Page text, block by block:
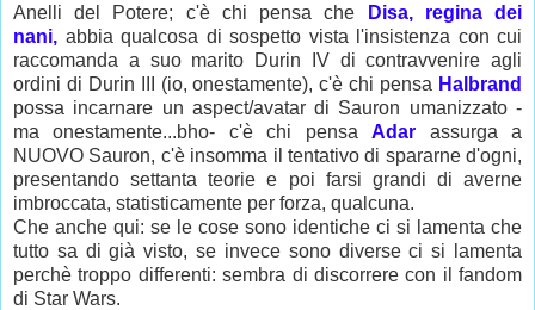
Anelli del Potere; c'è chi pensa che
Disa, regina dei
nani, abbia qualcosa di sospetto vista l'insistenza con cui
raccomanda a suo marito Durin IV di contravvenire agli
ordini di Durin III (io, onestamente), c'è chi pensa Halbrand
possa incarnare un aspect/avatar di Sauron umanizzato -
ma onestamente...bho- c'è chi pensaAdar assurga a
NUOVO Sauron, c'è insomma il tentativo di spararne d'ogni,
presentando settanta teorie e poi farsi grandi di averne
imbroccata, statisticamente per forza, qualcuna.
Che anche qui: se le cose sono identiche ci si lamenta che
tutto sa di già visto, se invece sono diverse ci si lamenta
perchè troppo differenti: sembra di discorrere con il fandom
di Star Wars.